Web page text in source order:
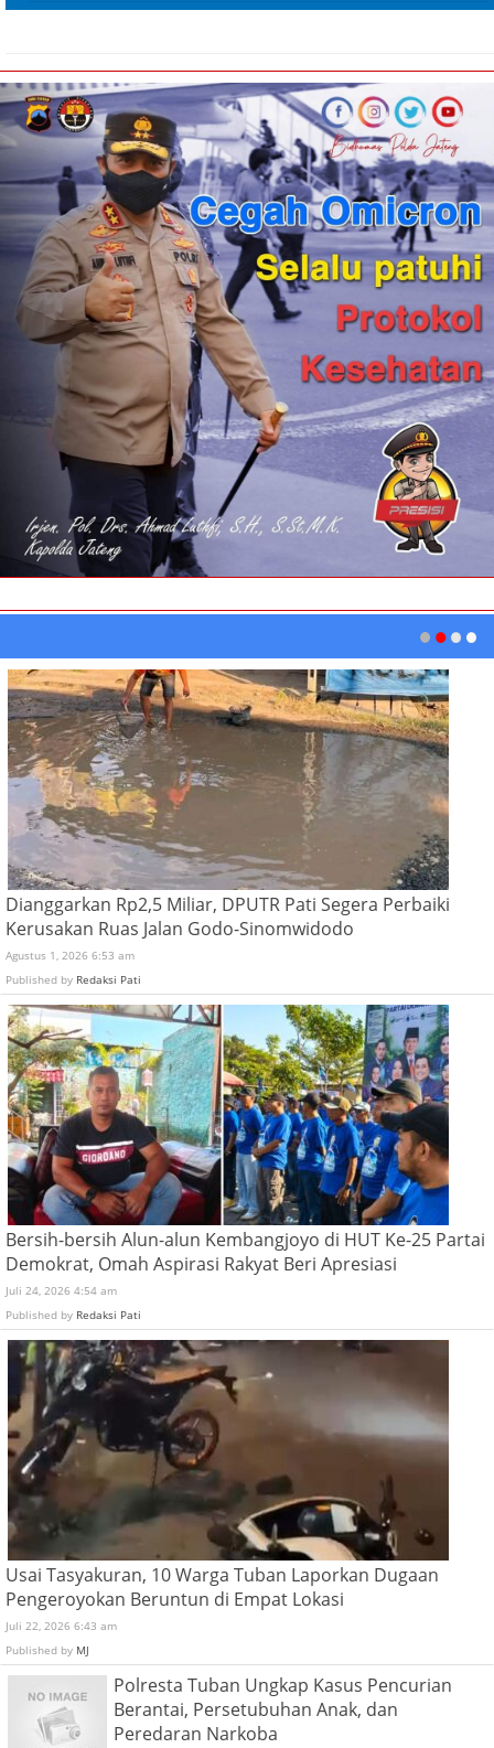
Dianggarkan Rp2,5 Miliar, DPUTR Pati Segera Perbaiki
Kerusakan Ruas Jalan Godo-Sinomwidodo
Agustus 1, 2026 6:53 am
Published by Redaksi Pati
Bersih-bersih Alun-alun Kembangjoyo di HUT Ke-25 Partai
Demokrat, Omah Aspirasi Rakyat Beri Apresiasi
Juli 24, 2026 4:54 am
Published by Redaksi Pati
Usai Tasyakuran, 10 Warga Tuban Laporkan Dugaan
Pengeroyokan Beruntun di Empat Lokasi
Juli 22, 2026 6:43 am
Published by MJ
Polresta Tuban Ungkap Kasus Pencurian
Berantai, Persetubuhan Anak, dan
Peredaran Narkoba